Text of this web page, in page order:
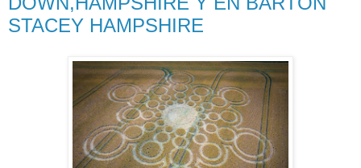
STACEY HAMPSHIRE